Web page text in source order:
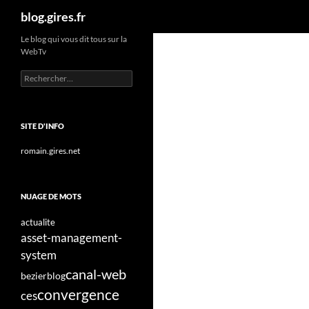
Aller
contenu
blog.gires.fr
Le blog qui vous dit tous sur la
WebTv
Rechercher :
SITE D'INFO
romain.gires.net
NUAGE DE MOTS
actualite
asset-management-
system
bezierblogcanal-web
cesconvergence